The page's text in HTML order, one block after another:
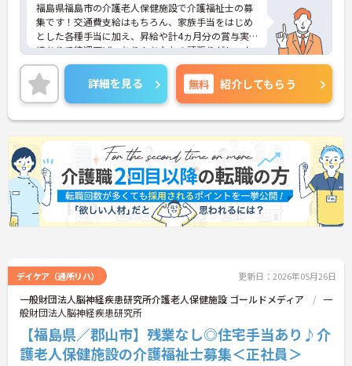
福島県福島市の介護老人保健施設で介護福祉士の募
集です！交通費支給はもちろん、家族手当をはじめ
とした各種手当に加え、昇給や計4ヵ月分の賞与実
績ありで待遇面ばっちり！あなたの頑張りがしっか
り評価される職場です◎ご興味のある方は面接ポイ
ントをお伝えしますので、お気軽にご連絡くださ
い！
詳細を見る 無料 紹介してもらう
デイケア（通所リハ） 更新日：2026年05月26日
一般財団法人脳神経疾患研究所介護老人保健施設 ゴールドメディア
一
般財団法人脳神経疾患研究所
【福島県／郡山市】残業なし◎住宅手当あり♪介
護老人保健施設の介護福祉士募集＜正社員＞